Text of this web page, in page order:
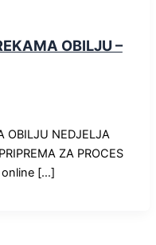
OBILJU –
OBILJU NEDJELJA
ZA PROCES
online […]